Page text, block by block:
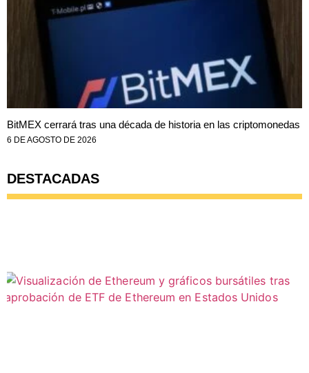
BitMEX cerrará tras una década de historia en las criptomonedas
6 DE AGOSTO DE 2026
DESTACADAS